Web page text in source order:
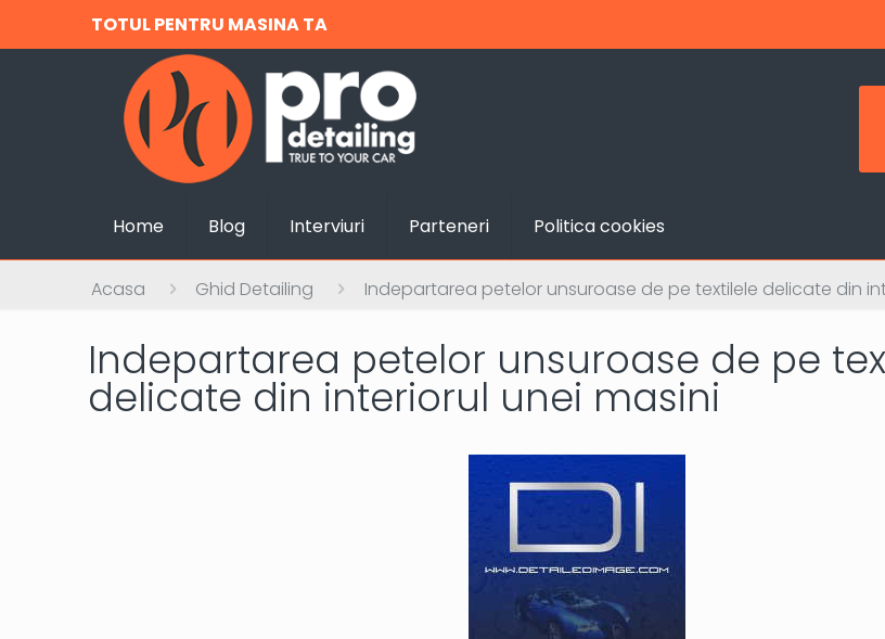
TOTUL PENTRU MASINA TA
Home Blog Interviuri Parteneri Politica cookies
Acasa Ghid Detailing Indepartarea petelor unsuroase de pe textilele delicate din
Indepartarea petelor unsuroase de pe
delicate din interiorul unei masini